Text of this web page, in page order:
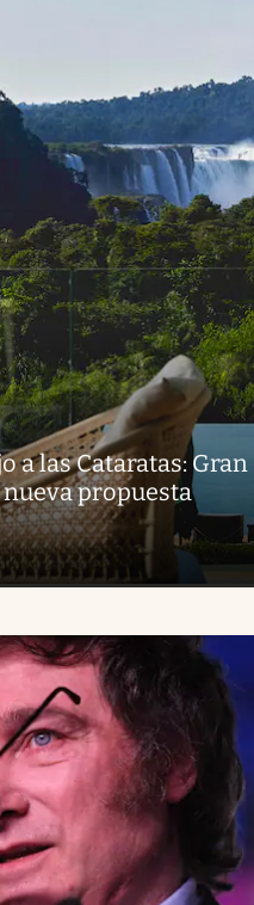
a las Cataratas: Gran
propuesta